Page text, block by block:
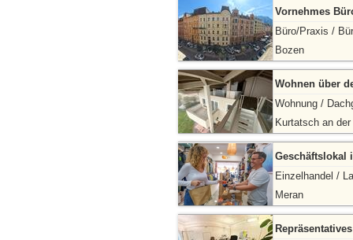
Vornehmes
Büro/Praxis /
Bozen
Wohnen über
Wohnung /
Kurtatsch an
Geschäftslokal
Einzelhandel /
Meran